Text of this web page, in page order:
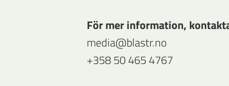
För mer information,
media@blastr.no
+358 50 465 4767